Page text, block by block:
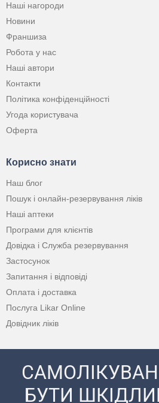
Наші нагороди
Новини
Франшиза
Робота у нас
Наші автори
Контакти
Політика конфіденційності
Угода користувача
Оферта
Корисно знати
Наш блог
Пошук і онлайн-резервування ліків
Наші аптеки
Програми для клієнтів
Довідка і Служба резервування
Застосунок
Запитання і відповіді
Оплата і доставка
Послуга Likar Online
Довідник ліків
БУТИ